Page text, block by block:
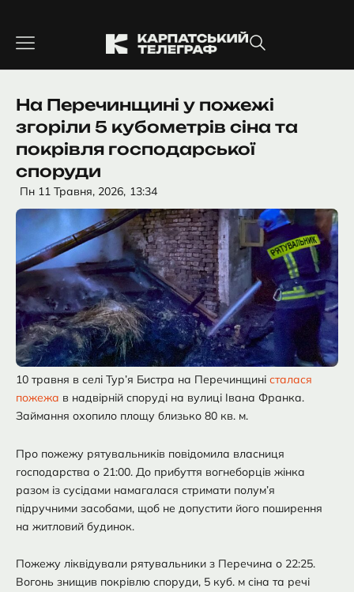
вмісту
На Перечинщині у пожежі
згоріли 5 кубометрів сіна та
покрівля господарської
споруди
Пн 11 Травня, 2026, 13:34
10 травня в селі Тур’я Бистра на Перечинщині сталася
пожежа в надвірній споруді на вулиці Івана Франка.
Займання охопило площу близько 80 кв. м.
Про пожежу рятувальників повідомила власниця
господарства о 21:00. До прибуття вогнеборців жінка
разом із сусідами намагалася стримати полум’я
підручними засобами, щоб не допустити його поширення
на житловий будинок.
Пожежу ліквідували рятувальники з Перечина о 22:25.
Вогонь знищив покрівлю споруди, 5 куб. м сіна та речі